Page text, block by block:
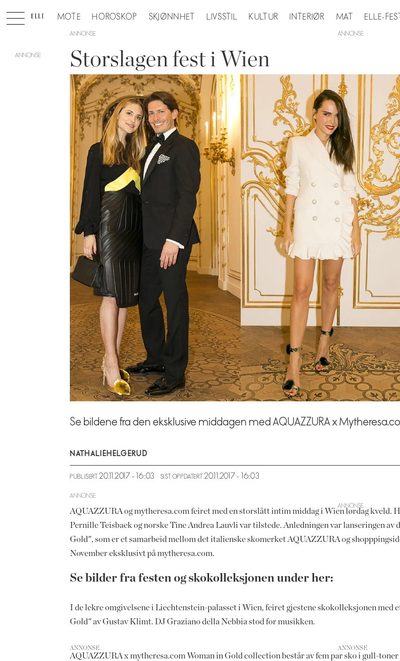
MOTE HOROSKOP SKJØNNHET LIVSSTIL KULTUR INTERIØR MAT ELLE-
ANNONSE
Storslagen fest i Wien
Se bildene fra den eksklusive middagen med AQUAZZURA x
NATHALIEHELGERUD
PUBLISERT 20.11.2017 - 16:03 SIST OPPDATERT 20.11.2017 - 16:03
ANNONSE
AQUAZZURA og mytheresa.com feiret med en storslått intim middag i Wien lørdag kveld.
Pernille Teisbaek og norske Tine Andrea Lauvli var tilstede. Anledningen var lanseringen
Gold", som er et samarbeid mellom det italienske skomerket AQUAZZURA og
November eksklusivt på mytheresa.com.
Se bilder fra festen og skokolleksjonen under her:
I de lekre omgivelsene i Liechtenstein-palasset i Wien, feiret gjestene skokolleksjonen
Gold" av Gustav Klimt. DJ Graziano della Nebbia stod for musikken.
ANNONSE
AQUAZZURA x mytheresa.com Woman in Gold collection består av fem par sko i gull-